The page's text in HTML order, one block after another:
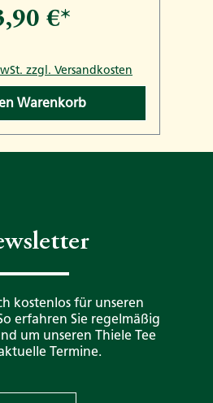
€*
zzgl. Versandkosten
Warenkorb
kostenlos für unseren
erfahren Sie regelmäßig
um unseren Thiele Tee
Termine.